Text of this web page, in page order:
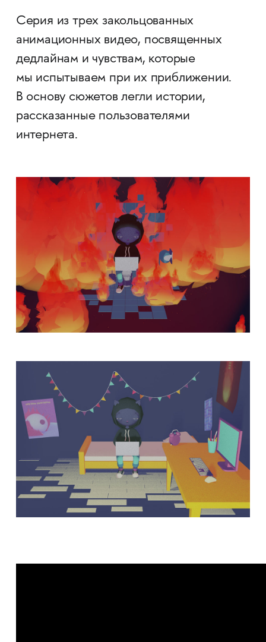
Серия из трех закольцованных
анимационных видео, посвященных
дедлайнам и чувствам, которые
мы испытываем при их приближении.
В основу сюжетов легли истории,
рассказанные пользователями
интернета.